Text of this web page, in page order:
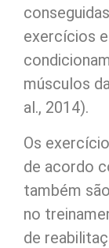
exercícios
músculos
al., 2014).
Os
de acordo
também
no
de